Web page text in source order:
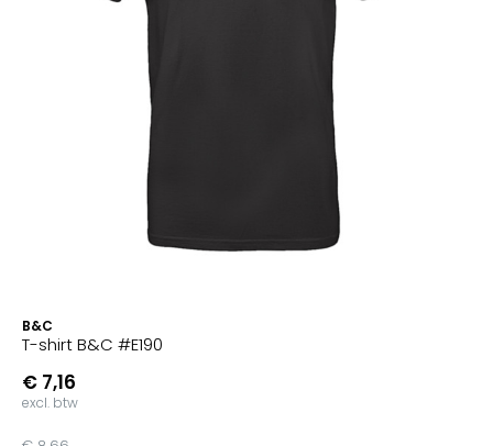
B&C
T-shirt B&C #E190
€ 7,16
excl. btw